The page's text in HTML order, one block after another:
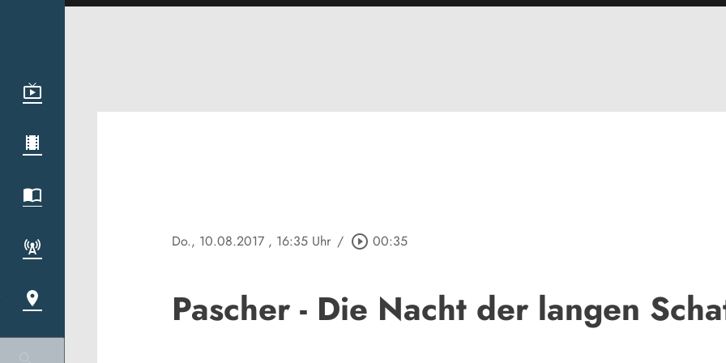
Do., 10.08.2017 , 16:35 Uhr / play_circle_outline 00:35
Pascher - Die Nacht der langen